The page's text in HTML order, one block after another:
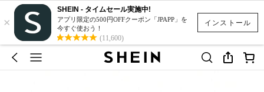
インストール
×
SHEIN - タイムセール実施中!
アプリ限定の500円OFFクーポン「JPAPP」を
今すぐ使おう！
(11,600)